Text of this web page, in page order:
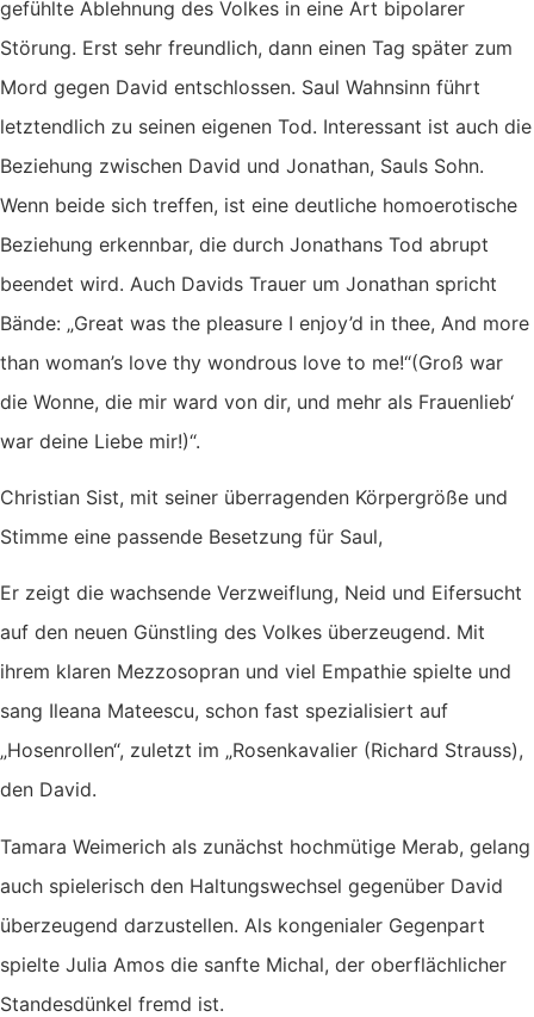
gefühlte Ablehnung des Volkes in eine Art bipolarer
Störung. Erst sehr freundlich, dann einen Tag später zum
Mord gegen David entschlossen. Saul Wahnsinn führt
letztendlich zu seinen eigenen Tod. Interessant ist auch die
Beziehung zwischen David und Jonathan, Sauls Sohn.
Wenn beide sich treffen, ist eine deutliche homoerotische
Beziehung erkennbar, die durch Jonathans Tod abrupt
beendet wird. Auch Davids Trauer um Jonathan spricht
Bände: „Great was the pleasure I enjoy’d in thee, And more
than woman’s love thy wondrous love to me!“(Groß war
die Wonne, die mir ward von dir, und mehr als Frauenlieb‘
war deine Liebe mir!)“.
Christian Sist, mit seiner überragenden Körpergröße und
Stimme eine passende Besetzung für Saul,
Er zeigt die wachsende Verzweiflung, Neid und Eifersucht
auf den neuen Günstling des Volkes überzeugend. Mit
ihrem klaren Mezzosopran und viel Empathie spielte und
sang Ileana Mateescu, schon fast spezialisiert auf
„Hosenrollen“, zuletzt im „Rosenkavalier (Richard Strauss),
den David.
Tamara Weimerich als zunächst hochmütige Merab, gelang
auch spielerisch den Haltungswechsel gegenüber David
überzeugend darzustellen. Als kongenialer Gegenpart
spielte Julia Amos die sanfte Michal, der oberflächlicher
Standesdünkel fremd ist.